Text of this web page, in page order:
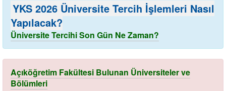
YKS 2026 Üniversite Tercih İşlemleri Nasıl
Yapılacak?
Üniversite Tercihi Son Gün Ne Zaman?
Açıköğretim Fakültesi Bulunan Üniversiteler ve
Bölümleri